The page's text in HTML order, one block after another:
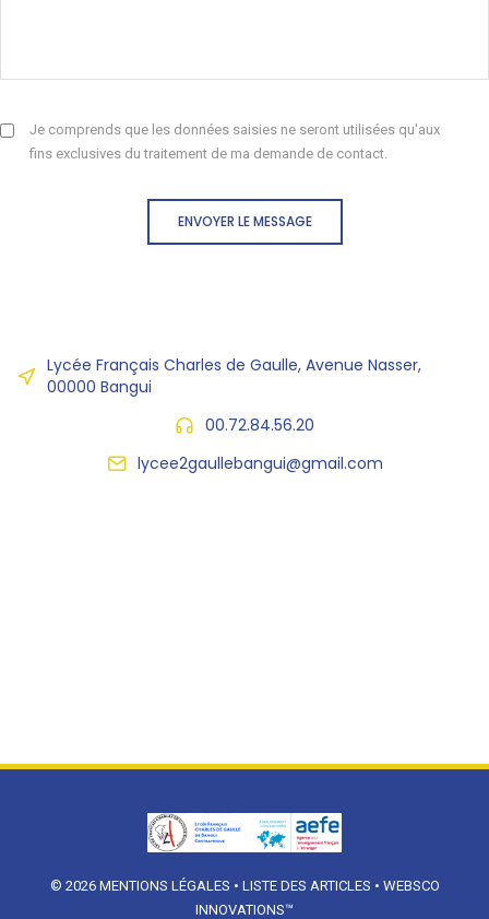
Je comprends que les données saisies ne seront utilisées qu'aux
fins exclusives du traitement de ma demande de contact.
ENVOYER LE MESSAGE
Lycée Français Charles de Gaulle, Avenue Nasser,
00000 Bangui
00.72.84.56.20
lycee2gaullebangui@gmail.com
© 2026 MENTIONS LÉGALES • LISTE DES ARTICLES • WEBSCO
INNOVATIONS™